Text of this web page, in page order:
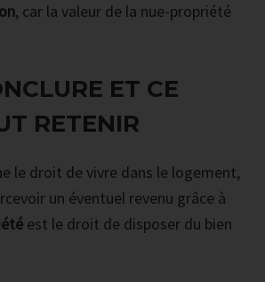
, car la valeur de la nue-propriété
ET CE
RETENIR
le droit de vivre dans le logement,
un éventuel revenu grâce à
est le droit de disposer du bien